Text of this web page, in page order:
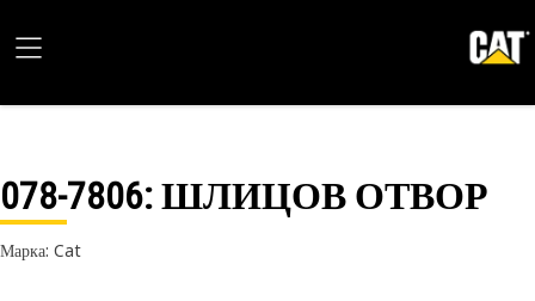
078-7806: ШЛИЦОВ ОТВОР
Марка: Cat